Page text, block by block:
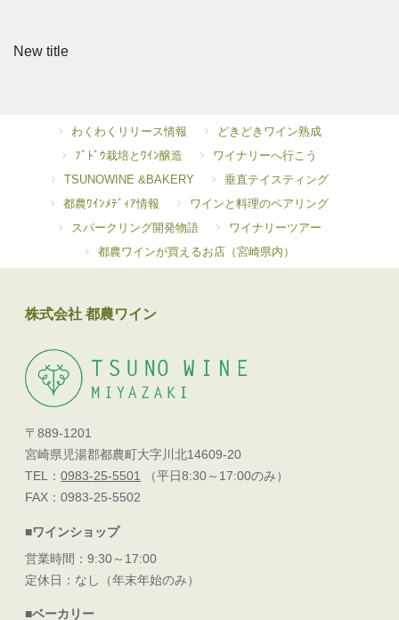
New title
わくわくリリース情報
どきどきワイン熟成
ﾌﾞﾄﾞｳ栽培とﾜｲﾝ醸造
ワイナリーへ行こう
TSUNOWINE &BAKERY
垂直テイスティング
都農ﾜｲﾝﾒﾃﾞｨｱ情報
ワインと料理のペアリング
スパークリング開発物語
ワイナリーツアー
都農ワインが買えるお店（宮崎県内）
株式会社 都農ワイン
〒889-1201
宮崎県児湯郡都農町大字川北14609-20
TEL：0983-25-5501 （平日8:30～17:00のみ）
FAX：0983-25-5502
■ワインショップ
営業時間：9:30～17:00
定休日：なし（年末年始のみ）
■ベーカリー